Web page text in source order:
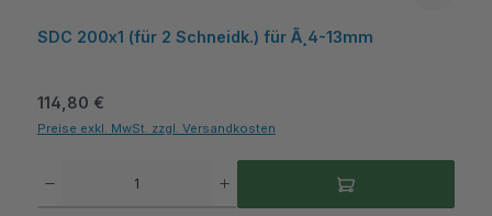
SDC 200x1 (für 2 Schneidk.) für Ã¸4-13mm
Regulärer Preis:
114,80 €
Preise exkl. MwSt. zzgl. Versandkosten